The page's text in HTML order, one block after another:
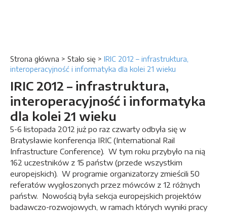
Strona główna > Stało się > IRIC 2012 – infrastruktura,
interoperacyjność i informatyka dla kolei 21 wieku
IRIC 2012 – infrastruktura,
interoperacyjność i informatyka
dla kolei 21 wieku
5-6 listopada 2012 już po raz czwarty odbyła się w
Bratysławie konferencja IRIC (International Rail
Infrastructure Conference). W tym roku przybyło na nią
162 uczestników z 15 państw (przede wszystkim
europejskich). W programie organizatorzy zmieścili 50
referatów wygłoszonych przez mówców z 12 różnych
państw. Nowością była sekcja europejskich projektów
badawczo-rozwojowych, w ramach których wyniki pracy